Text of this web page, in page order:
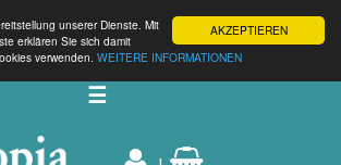
AKZEPTIEREN
unserer Dienste. Mit
erklären Sie sich damit
verwenden. WEITERE INFORMATIONEN
☰